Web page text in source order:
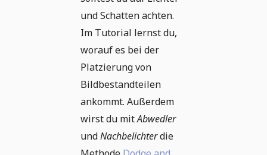
und Schatten achten.
Im Tutorial lernst du,
worauf es bei der
Platzierung von
Bildbestandteilen
ankommt. Außerdem
wirst du mitAbwedler
undNachbelichterdie